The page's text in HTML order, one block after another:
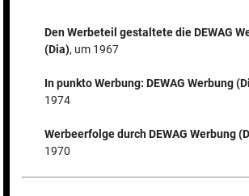
Den Werbeteil gestaltete die DEWAG
(Dia), um 1967
In punkto Werbung: DEWAG Werbung
1974
Werbeerfolge durch DEWAG Werbung
1970